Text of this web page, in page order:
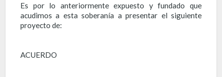
Es por lo anteriormente expuesto y fundado que
acudimos a esta soberanía a presentar el siguiente
proyecto de:
ACUERDO